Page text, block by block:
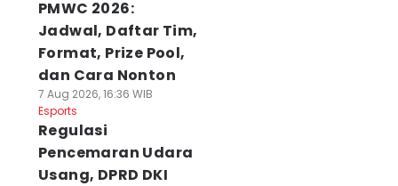
PMWC 2026:
Jadwal, Daftar Tim,
Format, Prize Pool,
dan Cara Nonton
7 Aug 2026, 16:36 WIB
Esports
Regulasi
Pencemaran Udara
Usang, DPRD DKI